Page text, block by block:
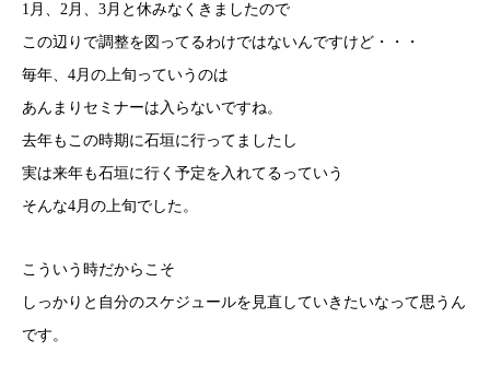
1月、2月、3月と休みなくきましたので
この辺りで調整を図ってるわけではないんですけど・・・
毎年、4月の上旬っていうのは
あんまりセミナーは入らないですね。
去年もこの時期に石垣に行ってましたし
実は来年も石垣に行く予定を入れてるっていう
そんな4月の上旬でした。
こういう時だからこそ
しっかりと自分のスケジュールを見直していきたいなって思うん
です。